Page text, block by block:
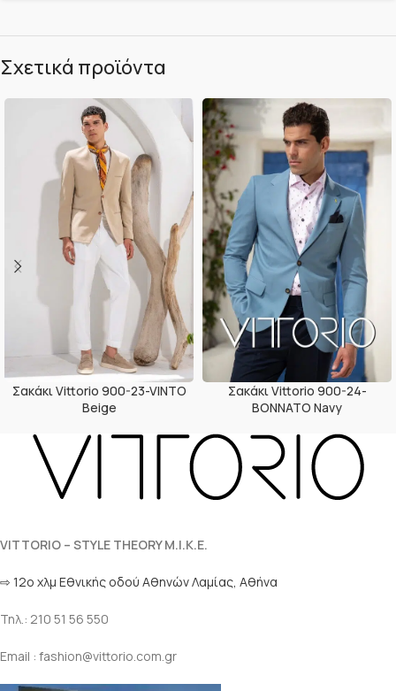
Σχετικά προϊόντα
Σακάκι Vittorio 900-23-VINTO
Beige
Σακάκι Vittorio 900-24-
BONNATO Navy
VITTORIO – STYLE THEORY M.I.K.E.
⇨ 12ο χλμ Eθνικής οδού Αθηνών Λαμίας, Αθήνα
Τηλ.: 210 51 56 550
Email : fashion@vittorio.com.gr